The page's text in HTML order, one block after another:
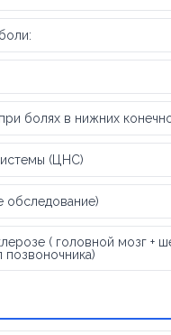
болях в нижних
(ЦНС)
обследование)
( головной мозг +
позвоночника)